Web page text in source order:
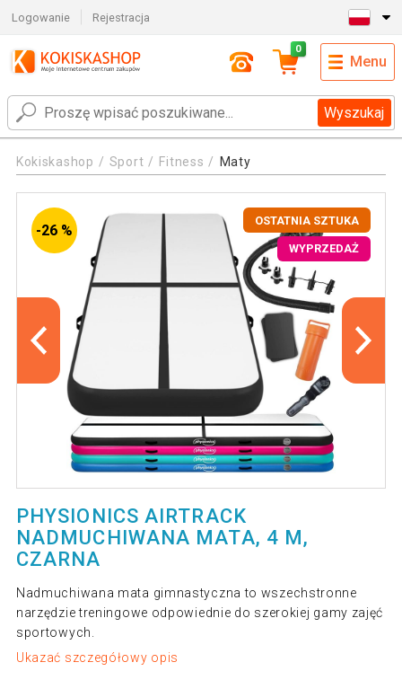
Logowanie Rejestracja
Wyszukaj
0
Menu
Kokiskashop Sport Fitness Maty
-26 %
OSTATNIA SZTUKA
WYPRZEDAŻ
PHYSIONICS AIRTRACK
NADMUCHIWANA MATA, 4 M,
CZARNA
Nadmuchiwana mata gimnastyczna to wszechstronne
narzędzie treningowe odpowiednie do szerokiej gamy zajęć
sportowych.
Ukazać szczegółowy opis